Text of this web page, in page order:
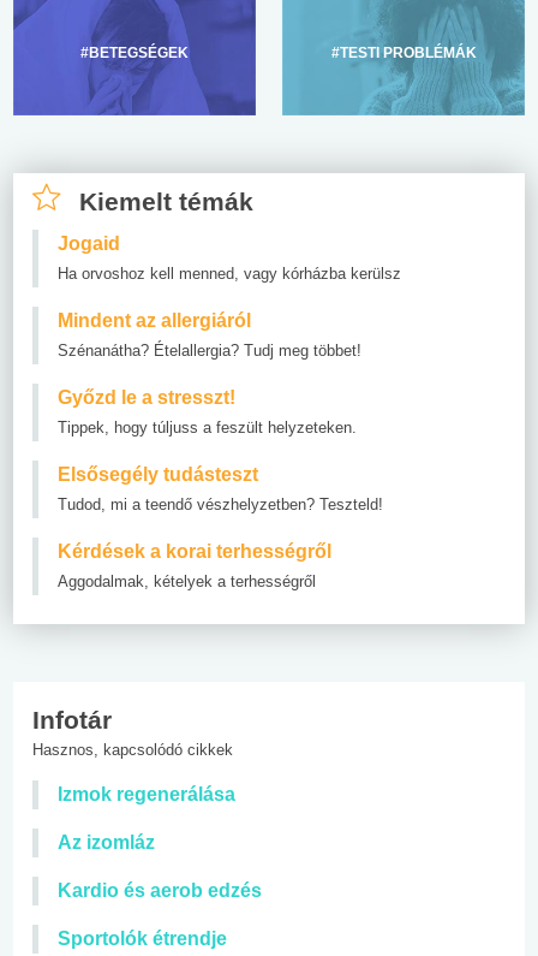
#BETEGSÉGEK #TESTI PROBLÉMÁK
Kiemelt témák
Jogaid
Ha orvoshoz kell menned, vagy kórházba kerülsz
Mindent az allergiáról
Szénanátha? Ételallergia? Tudj meg többet!
Győzd le a stresszt!
Tippek, hogy túljuss a feszült helyzeteken.
Elsősegély tudásteszt
Tudod, mi a teendő vészhelyzetben? Teszteld!
Kérdések a korai terhességről
Aggodalmak, kételyek a terhességről
Infotár
Hasznos, kapcsolódó cikkek
Izmok regenerálása
Az izomláz
Kardio és aerob edzés
Sportolók étrendje